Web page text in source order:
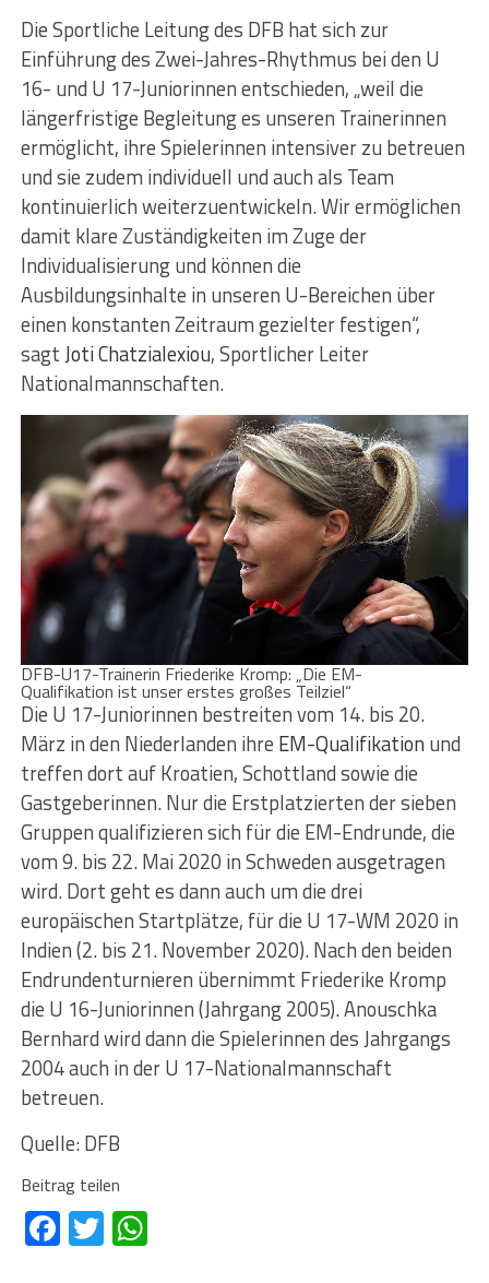
Die Sportliche Leitung des DFB hat sich zur
Einführung des Zwei-Jahres-Rhythmus bei den U
16- und U 17-Juniorinnen entschieden, „weil die
längerfristige Begleitung es unseren Trainerinnen
ermöglicht, ihre Spielerinnen intensiver zu betreuen
und sie zudem individuell und auch als Team
kontinuierlich weiterzuentwickeln. Wir ermöglichen
damit klare Zuständigkeiten im Zuge der
Individualisierung und können die
Ausbildungsinhalte in unseren U-Bereichen über
einen konstanten Zeitraum gezielter festigen“,
sagtJoti Chatzialexiou, Sportlicher Leiter
Nationalmannschaften.
DFB-U17-Trainerin Friederike Kromp: „Die EM-
Qualifikation ist unser erstes großes Teilziel“
Die U 17-Juniorinnen bestreiten vom 14. bis 20.
März in den Niederlanden ihre EM-Qualifikation und
treffen dort auf Kroatien, Schottland sowie die
Gastgeberinnen. Nur die Erstplatzierten der sieben
Gruppen qualifizieren sich für die EM-Endrunde, die
vom 9. bis 22. Mai 2020 in Schweden ausgetragen
wird. Dort geht es dann auch um die drei
europäischen Startplätze, für die U 17-WM 2020 in
Indien (2. bis 21. November 2020). Nach den beiden
Endrundenturnieren übernimmt Friederike Kromp
die U 16-Juniorinnen (Jahrgang 2005). Anouschka
Bernhard wird dann die Spielerinnen des Jahrgangs
2004 auch in der U 17-Nationalmannschaft
betreuen.
Quelle: DFB
Beitrag teilen
Facebook
TwitterWhatsApp